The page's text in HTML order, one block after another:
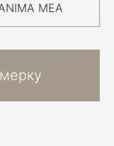
MEA